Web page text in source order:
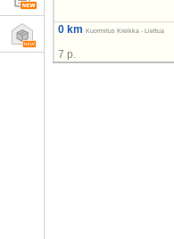
0 km Kuormitus Kreikka - Liettua
7 p.